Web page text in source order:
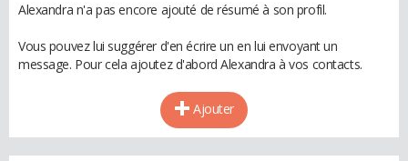
Alexandra n'a pas encore ajouté de résumé à son profil.
Vous pouvez lui suggérer d'en écrire un en lui envoyant un
message. Pour cela ajoutez d'abord Alexandra à vos contacts.
Ajouter